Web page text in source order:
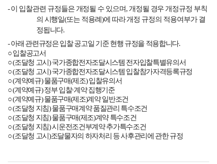
-이 입찰관련 규정들은 개정될 수 있으며, 개정될 경우 개정규정 부칙
의 시행일(또는 적용례 )에 따라 개정 규정의 적용여부가 결
정됩니다.
-아래 관련규정은 입찰 공고일 기준 현행 규정을 적용합니다.
○입찰공고서
○(조달청 고시)국가종합전자조달시스템 전자입찰특별유의서
○(조달청 고시)국가종합전자조달시스템 입찰참가자격등록규정
○(계약예규)물품구매(제조)입찰유의서
○(계약예규)정부 입찰·계약 집행기준
○(계약예규)물품구매(제조)계약 일반조건
○(조달청 지침)물품구매계약 품질관리 특수조건
○(조달청 지침)물품구매(제조)계약 특수조건
○(조달청 지침)시운전조건부계약 추가특수조건
○(조달청 고시)조달물자의 하자처리 등 사후관리에 관한 규정